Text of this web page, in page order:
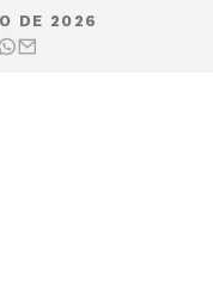
DE 2026